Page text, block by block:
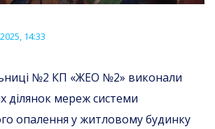
14:33
№2 КП «ЖЕО №2» виконали
ділянок мереж системи
опалення у житловому будинку